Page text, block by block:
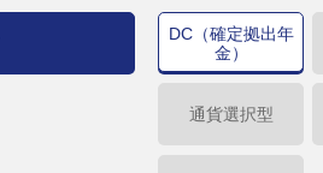
DC（確定拠出年
金）
通貨選択型